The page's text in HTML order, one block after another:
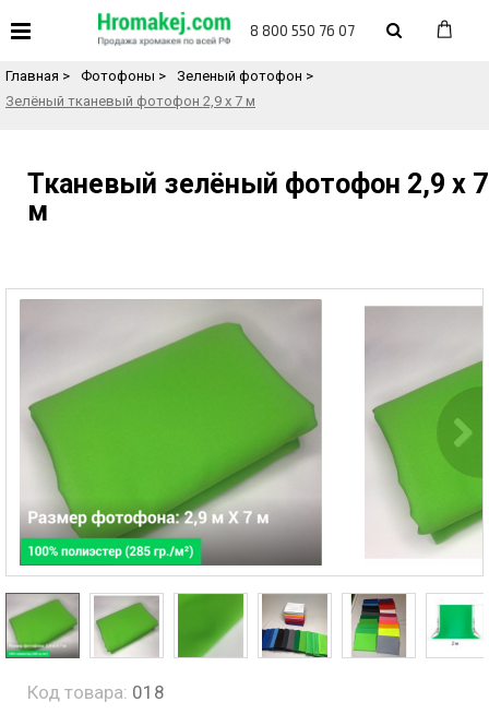
8 800 550 76 07
Назад в каталог товаров
Главная > Фотофоны > Зеленый фотофон >
Зелёный тканевый фотофон 2,9 х 7 м
Тканевый зелёный фотофон 2,9 х 7
м
Код товара: 018